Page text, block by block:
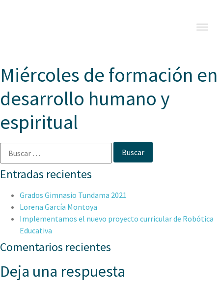
Miércoles de formación en
desarrollo humano y
espiritual
Entradas recientes
Grados Gimnasio Tundama 2021
Lorena García Montoya
Implementamos el nuevo proyecto curricular de Robótica
Educativa
Comentarios recientes
Deja una respuesta